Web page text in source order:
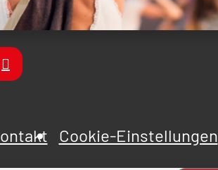
Cookie-Einstellungen